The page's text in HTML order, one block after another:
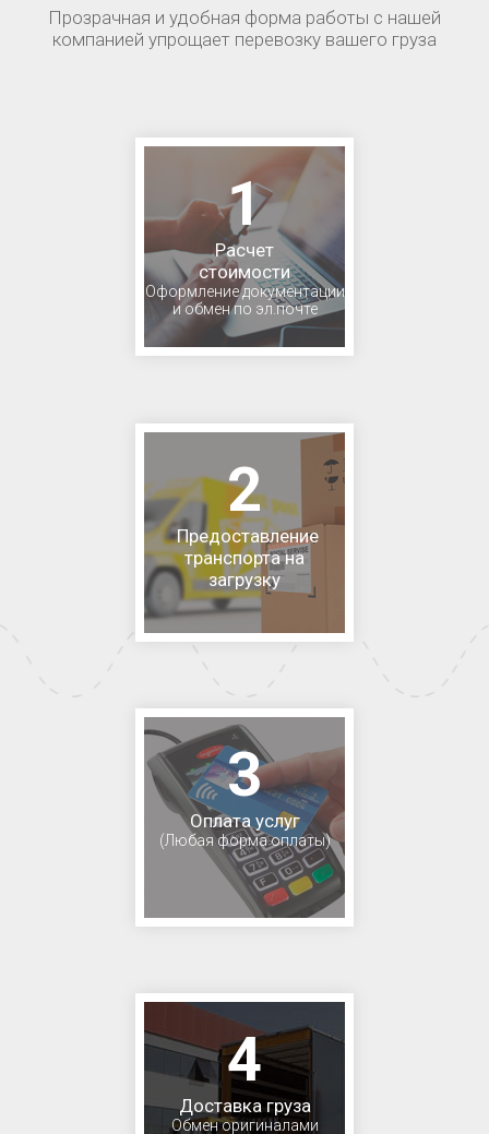
Прозрачная и удобная форма работы с нашей
компанией упрощает перевозку вашего груза
1
Расчет
стоимости
Оформление документации
и обмен по эл.почте
2
Предоставление
транспорта на
загрузку
3
Оплата услуг
(Любая форма оплаты)
4
Доставка груза
Обмен оригиналами